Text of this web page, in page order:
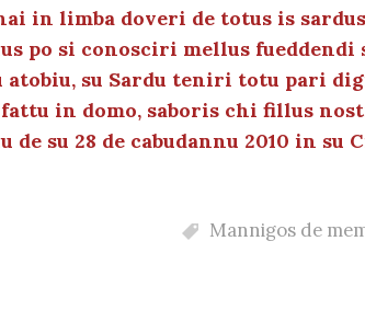
es
t
s
A
p
p
n
g
er
gr
a
m
e
dI
n
k
et
in limba doveri de totus is
po si conosciri mellus fueddendi
atobiu, su Sardu teniri totu pari
fattu in domo, saboris chi fillus
de su 28 de cabudannu 2010 in su
Mannigos de